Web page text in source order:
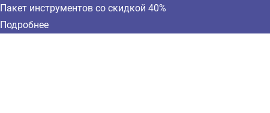
Пакет инструментов со скидкой 40%
Подробнее